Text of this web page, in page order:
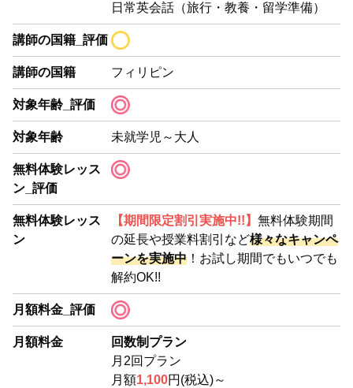
日常英会話（旅行・教養・留学準備）
講師の国籍_評価
講師の国籍 フィリピン
対象年齢_評価
対象年齢 未就学児～大人
無料体験レッス
ン_評価
無料体験レッス
ン
【期間限定割引実施中!!】 無料体験期間
の延長や授業料割引など様々なキャンペ
ーンを実施中！お試し期間でもいつでも
解約OK!!
月額料金_評価
月額料金
回数制プラン
月2回プラン
月額1,100円(税込)～